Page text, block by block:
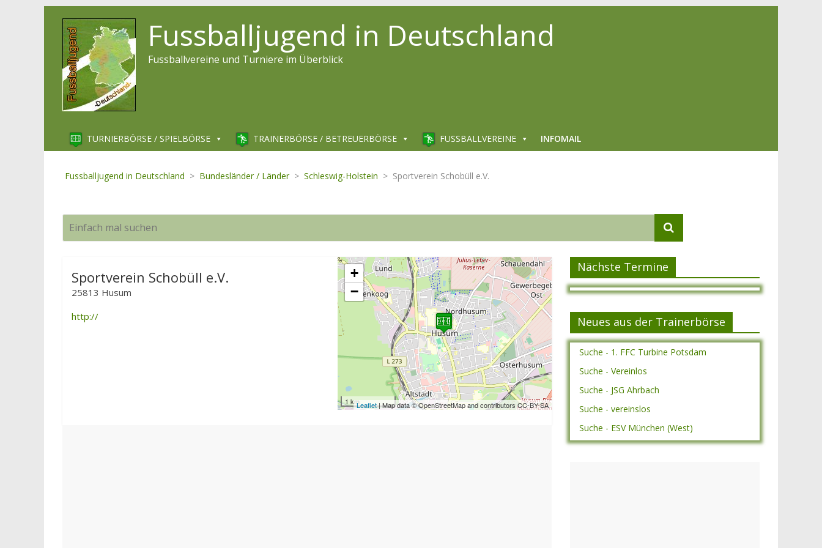
Fussballjugend in Deutschland
Fussballvereine und Turniere im Überblick
TURNIERBÖRSE / SPIELBÖRSE TRAINERBÖRSE / BETREUERBÖRSE FUSSBALLVEREINE INFOMAIL
Fussballjugend in Deutschland > Bundesländer / Länder > Schleswig-Holstein > Sportverein Schobüll e.V.
+
−
1 kmLeaflet| Map data © OpenStreetMap and contributors CC-BY-SA
Sportverein Schobüll e.V.
25813 Husum
http://
Nächste Termine
Neues aus der Trainerbörse
Suche - 1. FFC Turbine Potsdam
Suche - Vereinlos
Suche - JSG Ahrbach
Suche - vereinslos
Suche - ESV München (West)